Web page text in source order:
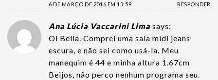
6 DE MARÇO DE 2016 EM 13:59 RESPONDER
Ana Lúcia Vaccarini Lima says:
Oi Bella. Comprei uma saia midi jeans
escura, e não sei como usá-la. Meu
manequim é 44 e minha altura 1.67cm
Beijos, não perco nenhum programa seu.